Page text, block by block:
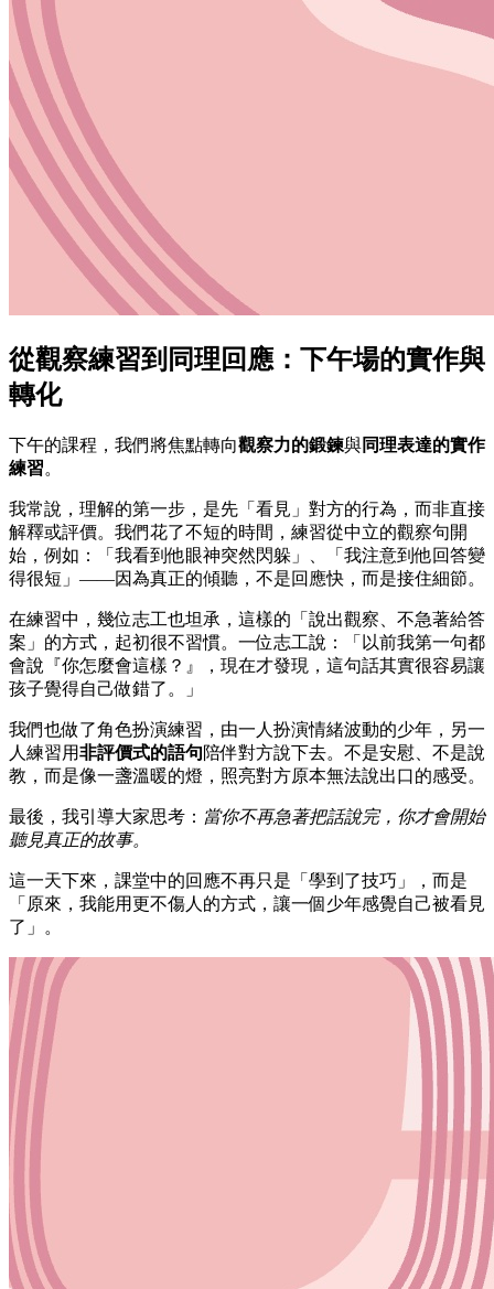
從觀察練習到同理回應：下午場的實作與
轉化
下午的課程，我們將焦點轉向觀察力的鍛鍊與同理表達的實作
練習。
我常說，理解的第一步，是先「看見」對方的行為，而非直接
解釋或評價。我們花了不短的時間，練習從中立的觀察句開
始，例如：「我看到他眼神突然閃躲」、「我注意到他回答變
得很短」——因為真正的傾聽，不是回應快，而是接住細節。
在練習中，幾位志工也坦承，這樣的「說出觀察、不急著給答
案」的方式，起初很不習慣。一位志工說：「以前我第一句都
會說『你怎麼會這樣？』，現在才發現，這句話其實很容易讓
孩子覺得自己做錯了。」
我們也做了角色扮演練習，由一人扮演情緒波動的少年，另一
人練習用非評價式的語句陪伴對方說下去。不是安慰、不是說
教，而是像一盞溫暖的燈，照亮對方原本無法說出口的感受。
最後，我引導大家思考： 當你不再急著把話說完，你才會開始
聽見真正的故事。
這一天下來，課堂中的回應不再只是「學到了技巧」，而是
「原來，我能用更不傷人的方式，讓一個少年感覺自己被看見
了」。